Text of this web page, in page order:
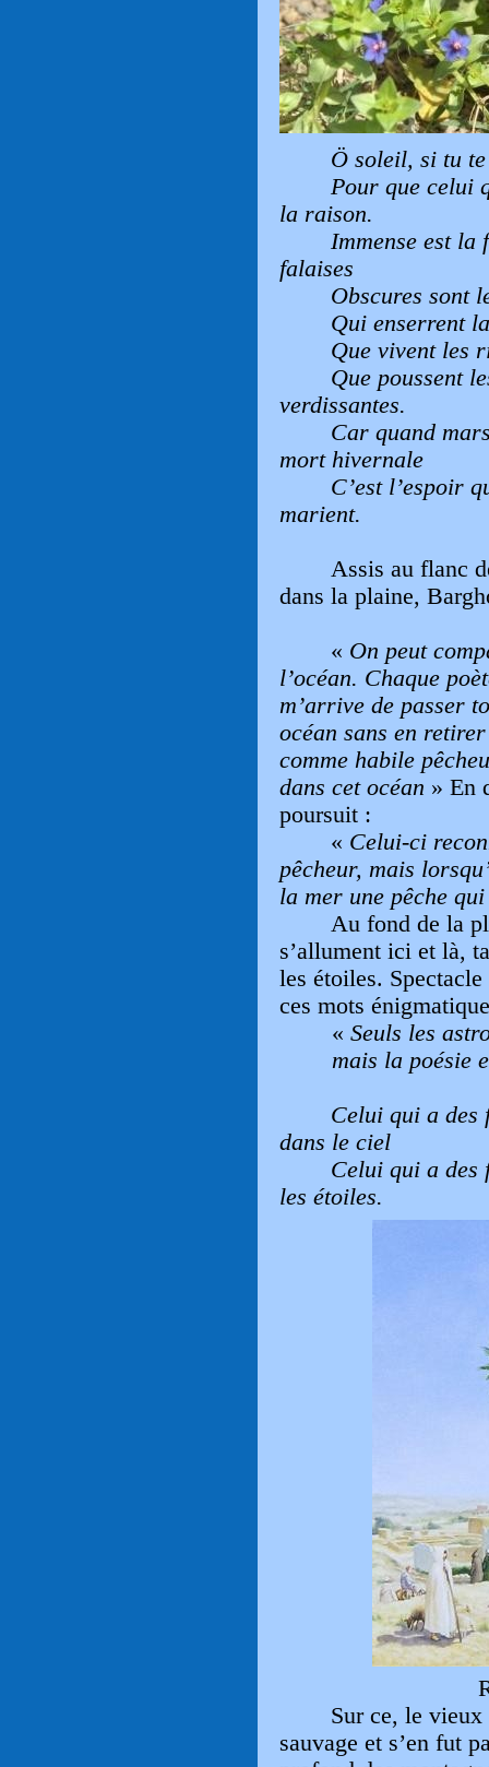
Ö soleil, si tu
Pour que celui
la raison.
Immense est la
falaises
Obscures sont
Qui enserrent
Que vivent les
Que poussent
verdissantes.
Car quand
mort hivernale
C’est l’espoir
marient.
Assis au flanc
dans la plaine,
« On peut
l’océan. Chaque
m’arrive de passer
océan sans en
comme habile
dans cet océan » En
poursuit :
« Celui-ci
pêcheur, mais
la mer une pêche
Au fond de la
s’allument ici et là,
les étoiles.
ces mots
« Seuls les
mais la poésie
Celui qui a des
dans le ciel
Celui qui a des
les étoiles.
Sur ce, le vieux
sauvage et s’en fut